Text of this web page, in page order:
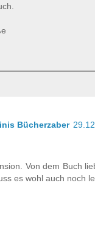
Bücherzaber
Von dem Buch
es wohl auch noch